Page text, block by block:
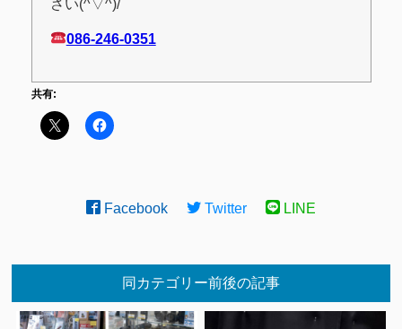
さい(^▽^)/
086-246-0351
共有:
Facebook Twitter LINE
同カテゴリー前後の記事